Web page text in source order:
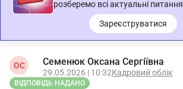
розберемо всі актуальні питання
Зареєструватися
ОС Семенюк Оксана Сергіївна
29.05.2026 | 10:32Кадровий облік
ВІДПОВІДЬ НАДАНО